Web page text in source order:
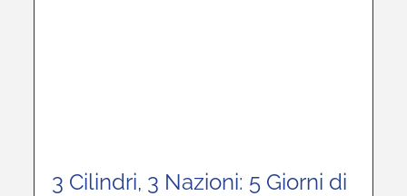
3 Cilindri, 3 Nazioni: 5 Giorni di